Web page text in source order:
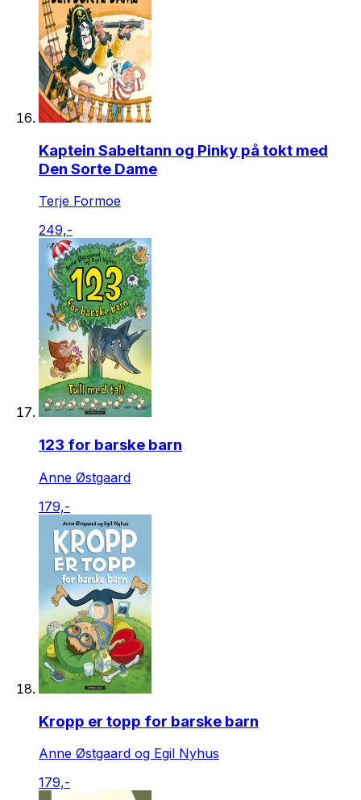
Kaptein Sabeltann og Pinky på tokt med
Den Sorte Dame
Terje Formoe
249,-
123 for barske barn
Anne Østgaard
179,-
Kropp er topp for barske barn
Anne Østgaard og Egil Nyhus
179,-